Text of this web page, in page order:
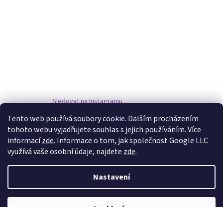
Tento web používá soubory cookie. Dalším procházením
tohoto webu vyjadřujete souhlas s jejich používáním. Více
informacízde. Informace o tom, jak společnost Google LLC
využívá vaše osobní údaje, najdete zde.
Nastavení
Sledovat na Instagramu
www.damske-paruky.eu
Vytvořil Shoptet